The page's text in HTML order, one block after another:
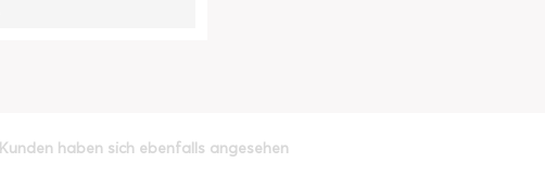
Kunden haben sich ebenfalls angesehen